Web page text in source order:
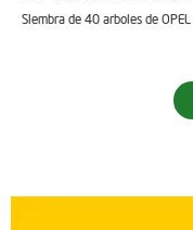
Siembra de 40 arboles de